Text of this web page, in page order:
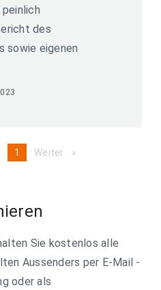
des
sowie eigenen
pageYou're
1 Weiter page
Sie kostenlos alle
Aussenders per E-Mail -
oder als